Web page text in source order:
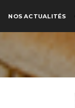
NOS ACTUALITÉS